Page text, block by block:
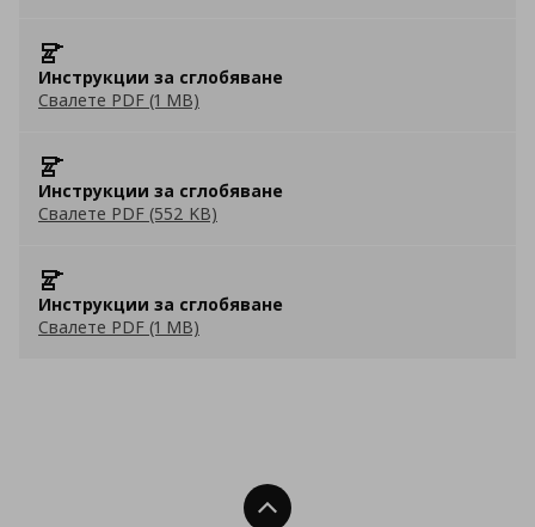
Инструкции за сглобяване
Свалете PDF (1 MB)
Инструкции за сглобяване
Свалете PDF (552 KB)
Инструкции за сглобяване
Свалете PDF (1 MB)
Нагоре